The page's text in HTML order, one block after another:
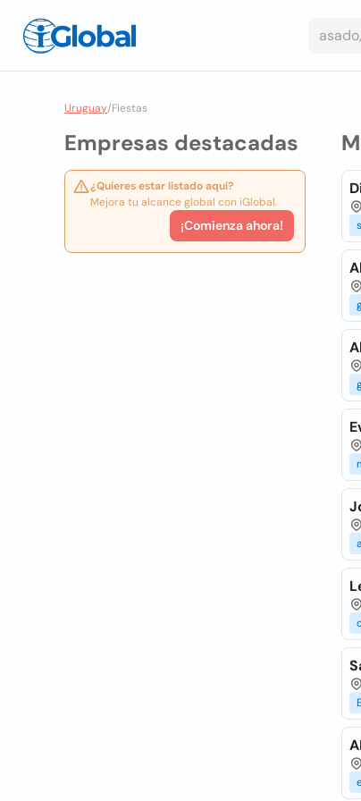
Uruguay/Fiestas
Empresas destacadas
¿Quieres estar listado aquí?
Mejora tu alcance global con iGlobal.
¡Comienza ahora!